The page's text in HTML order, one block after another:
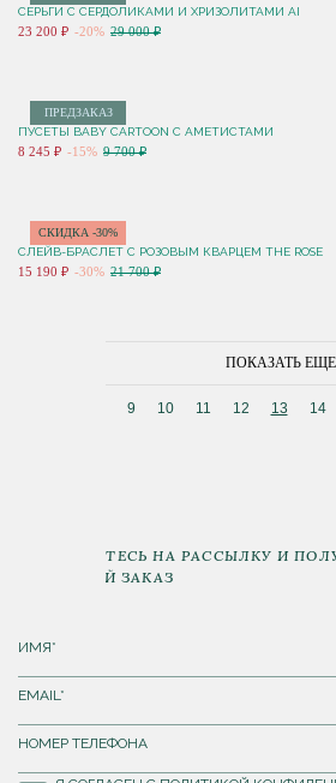
СЕРЬГИ С СЕРДОЛИКАМИ И ХРИЗОЛИТАМИ AI
23 200 ₽ -20% 29 000 ₽
ПРЕДЗАКАЗ
ПУСЕТЫ BABY CARTOON С АМЕТИСТАМИ
8 245 ₽ -15% 9 700 ₽
СКИДКА -30%
СЛЕЙВ-БРАСЛЕТ С РОЗОВЫМ КВАРЦЕМ THE ROSE
15 190 ₽ -30% 21 700 ₽
ПОКАЗАТЬ ЕЩЕ
9 10 11 12 13 14
ПОДПИШИТЕСЬ НА РАССЫЛКУ И
НА ПЕРВЫЙ ЗАКАЗ